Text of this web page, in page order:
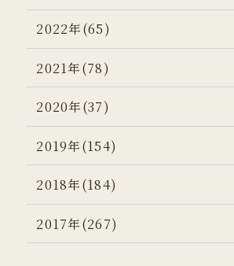
2022年(65)
2021年(78)
2020年(37)
2019年(154)
2018年(184)
2017年(267)